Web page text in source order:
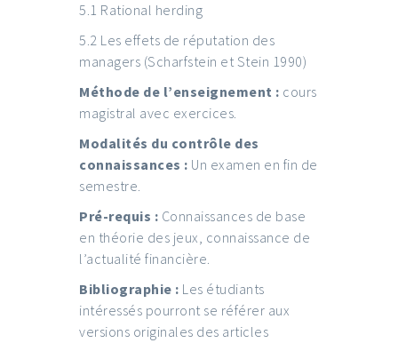
5.1 Rational herding
5.2 Les effets de réputation des
managers (Scharfstein et Stein 1990)
Méthode de l’enseignement : cours
magistral avec exercices.
Modalités du contrôle des
connaissances : Un examen en fin de
semestre.
Pré-requis : Connaissances de base
en théorie des jeux, connaissance de
l’actualité financière.
Bibliographie : Les étudiants
intéressés pourront se référer aux
versions originales des articles